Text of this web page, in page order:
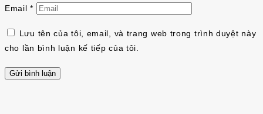
Email*
Lưu tên của tôi, email, và trang web trong trình duyệt này
cho lần bình luận kế tiếp của tôi.